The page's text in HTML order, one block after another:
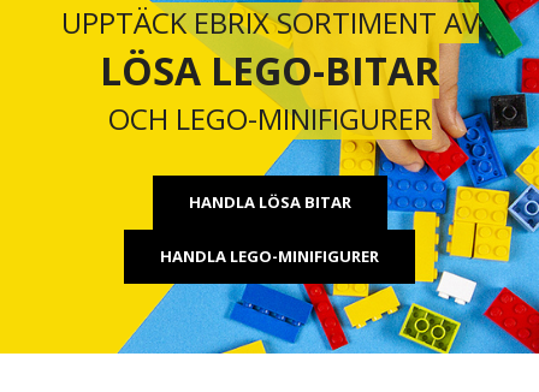
UPPTÄCK EBRIX SORTIMENT AV
LÖSA LEGO-BITAR
OCH LEGO-MINIFIGURER
HANDLA LÖSA BITAR
HANDLA LEGO-MINIFIGURER